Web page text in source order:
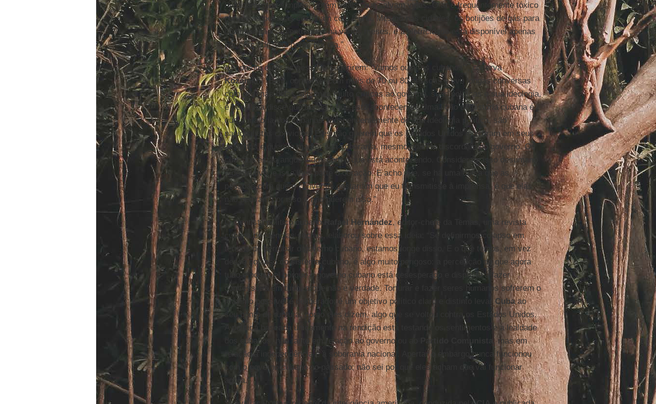
medicamentos simples, porém vitais, que salvam vidas. O ar é frequentemente tóxico
porque as pessoas cozinham com lenha. Mesmo nas cidades, os botijões de gás para
cozinhar não são entregues há vários meses, e a eletricidade está disponível apenas
por cerca de seis horas por dia.”
“É comum ouvir as pessoas sugerirem: ‘Vamos ouvir os cubanos’”, observa
Kozameh. “Bem, conversei com mais de 70 ou 80 pessoas e tive longas conversas
com dezenas delas, algumas muito críticas ao governo, suas políticas e sua ideologia,
e nenhuma disse que queria o que está acontecendo. Uma lição da história cubana é
que a maioria dos cubanos, independentemente de sua ideologia política, são
nacionalistas convictos. Eles não querem que os Estados Unidos interfiram em seus
assuntos e querem manter sua soberania, mesmo quando discordam do governo. Os
cubanos estão angustiados com o que está acontecendo. Consideram isso desumano
e destrutivo, e isso lhes parte o coração. E acho que, se há uma coisa que as
pessoas com quem conversei gostariam que eu transmitisse à imprensa, é que elas
não pediram por isso e não querem isso.”
O cientista político cubano Rafael Hernández, editor-chefe da Temas, uma revista
cubana de ciências sociais, elaborou sobre essa ideia: “Se definirmos colapso em
termos de derrubar o governo cubano, estamos longe disso. E o que temos, em vez
desse colapso do sistema cubano, é algo muito perigoso: a percepção de que agora
tudo é possível porque o governo cubano está desesperado e disposto a fazer
concessões em tudo, o que não é verdade. Torturar e fazer seres humanos sofrerem o
máximo possível é deliberado; é um objetivo político claro e distinto levarCubaao
seu ponto de ruptura, como eles dizem, algo que se voltou contra os Estados Unidos.
A política baseada unicamente na rendição está testando os sentimentos e a lealdade
dos cubanos, não tanto em relação ao governo ou ao
Partido
, mas em
relação à independência e à soberania nacional. Apertar o embargo nunca funcionou
com o governo cubano no passado; não sei por que eles acham que vai funcionar
agora.”